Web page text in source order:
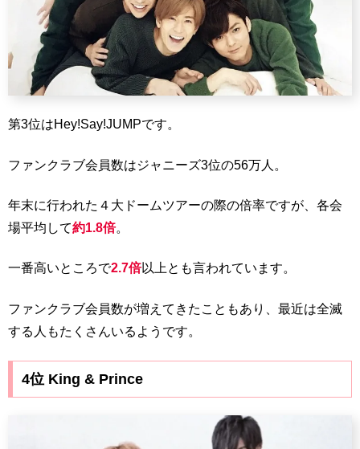
第3位はHey!Say!JUMPです。
ファンクラブ会員数はジャニーズ3位の56万人。
年末に行われた４大ドームツアーの際の倍率ですが、各会
場平均して約1.8倍。
一番高いところで2.7倍以上とも言われています。
ファンクラブ会員数が増えてきたこともあり、最近は全滅
する人もたくさんいるようです。
4位 King & Prince